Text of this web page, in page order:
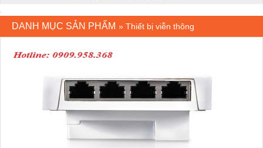
DANH MỤC SẢN PHẨM » Thiết bị viễn thông